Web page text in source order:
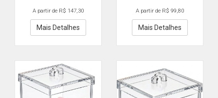
A partir de R$ 147,30
Mais Detalhes
A partir de R$ 99,80
Mais Detalhes